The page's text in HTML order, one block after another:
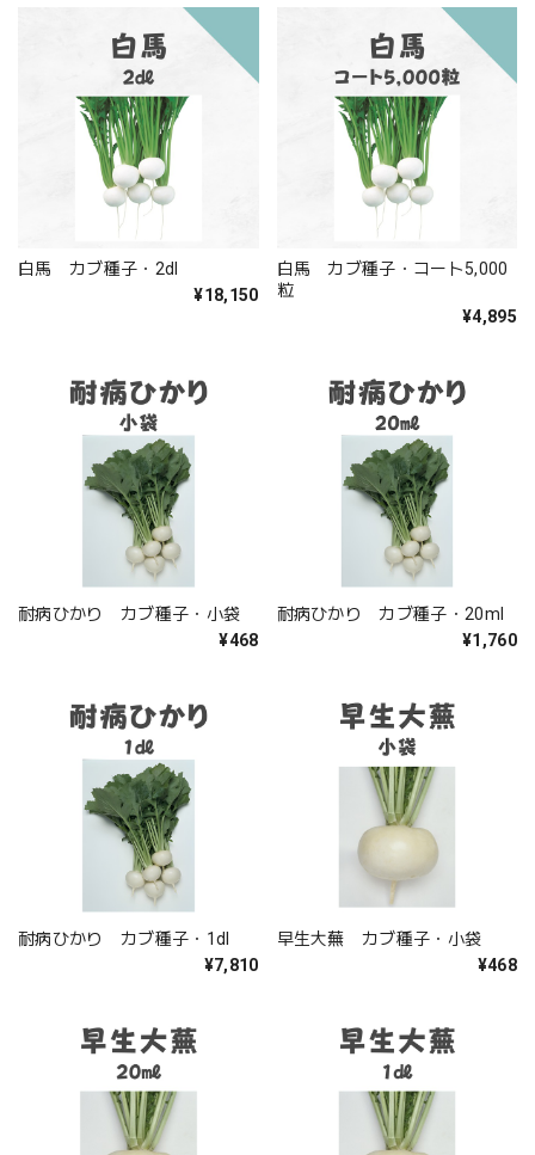
白馬 カブ種子・2dl
¥18,150
白馬 カブ種子・コート5,000
粒
¥4,895
耐病ひかり カブ種子・小袋
¥468
耐病ひかり カブ種子・20ml
¥1,760
耐病ひかり カブ種子・1dl
¥7,810
早生大蕪 カブ種子・小袋
¥468